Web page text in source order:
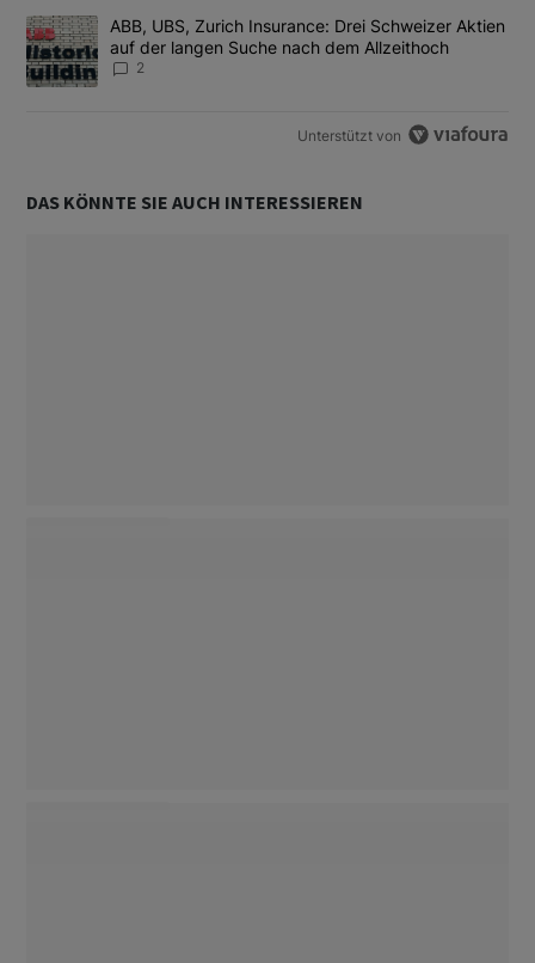
Ein Trendartikel mit dem Titel "ABB, UBS, Zurich Insurance:
ABB, UBS, Zurich Insurance: Drei Schweizer Aktien
auf der langen Suche nach dem Allzeithoch
2
Unterstützt von
DAS KÖNNTE SIE AUCH INTERESSIEREN